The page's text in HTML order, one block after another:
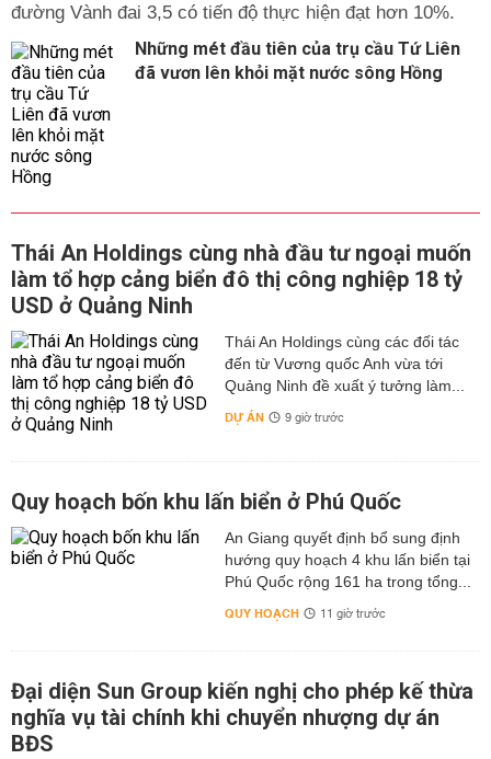
đường Vành đai 3,5 có tiến độ thực hiện đạt hơn 10%.
Những mét đầu tiên của trụ cầu Tứ Liên
đã vươn lên khỏi mặt nước sông Hồng
Thái An Holdings cùng nhà đầu tư ngoại muốn
làm tổ hợp cảng biển đô thị công nghiệp 18 tỷ
USD ở Quảng Ninh
Thái An Holdings cùng các đối tác
đến từ Vương quốc Anh vừa tới
Quảng Ninh đề xuất ý tưởng làm...
DỰ ÁN 9 giờ trước
Quy hoạch bốn khu lấn biển ở Phú Quốc
An Giang quyết định bổ sung định
hướng quy hoạch 4 khu lấn biển tại
Phú Quốc rộng 161 ha trong tổng...
QUY HOẠCH 11 giờ trước
Đại diện Sun Group kiến nghị cho phép kế thừa
nghĩa vụ tài chính khi chuyển nhượng dự án
BĐS